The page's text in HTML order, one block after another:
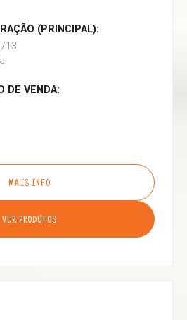
(PRINCIPAL):
13
DE VENDA:
MAIS INFO
VER PRODUTOS